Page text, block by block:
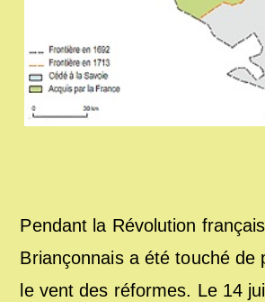
Pendant la Révolution
Briançonnais a été touché de
le vent des réformes. Le 14